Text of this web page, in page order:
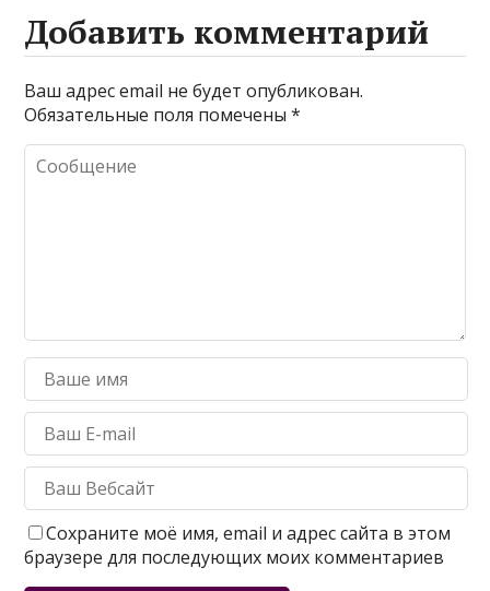
Добавить комментарий
Ваш адрес email не будет опубликован.
Обязательные поля помечены*
Сохраните моё имя, email и адрес сайта в этом
браузере для последующих моих комментариев